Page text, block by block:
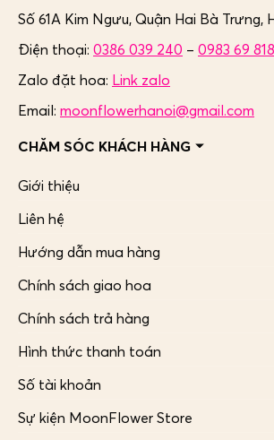
Số 61A Kim Ngưu, Quận Hai Bà Trưng,
Điện thoại: 0386 039 240 – 0983 69
Zalo đặt hoa: Link zalo
Email: moonflowerhanoi@gmail.com
CHĂM SÓC KHÁCH HÀNG
Giới thiệu
Liên hệ
Hướng dẫn mua hàng
Chính sách giao hoa
Chính sách trả hàng
Hình thức thanh toán
Số tài khoản
Sự kiện MoonFlower Store